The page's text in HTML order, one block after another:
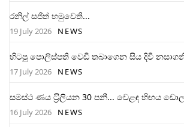
රනිල් සජිත් හමුවෙති...
19 July 2026 NEWS
හිටපු පොලිස්පති වෙඩි තබාගෙන සිය දිවි
17 July 2026 NEWS
සමස්ථ ණය ට‍්‍රිලියන 30 පනී... වෙළඳ හිඟය
16 July 2026 NEWS